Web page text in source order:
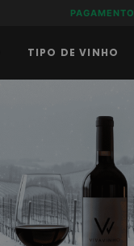
PAGAMENTO
TIPO DE VINHO